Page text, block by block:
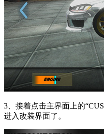
3、接着点击主界面上的
进入改装界面了。